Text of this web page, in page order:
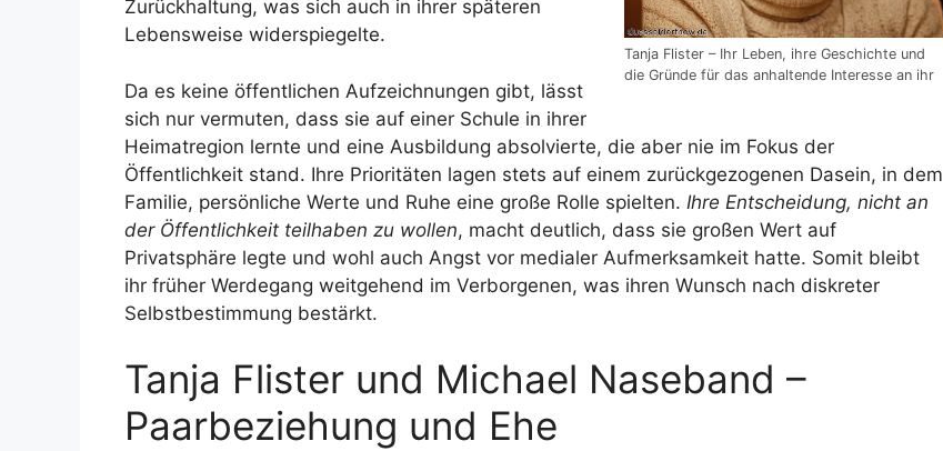
Tanja Flister – Ihr Leben, ihre Geschichte und
die Gründe für das anhaltende Interesse an ihr
Zurückhaltung, was sich auch in ihrer späteren
Lebensweise widerspiegelte.
Da es keine öffentlichen Aufzeichnungen gibt, lässt
sich nur vermuten, dass sie auf einer Schule in ihrer
Heimatregion lernte und eine Ausbildung absolvierte, die aber nie im Fokus der
Öffentlichkeit stand. Ihre Prioritäten lagen stets auf einem zurückgezogenen Dasein, in dem
Familie, persönliche Werte und Ruhe eine große Rolle spielten. Ihre Entscheidung, nicht an
der Öffentlichkeit teilhaben zu wollen, macht deutlich, dass sie großen Wert auf
Privatsphäre legte und wohl auch Angst vor medialer Aufmerksamkeit hatte. Somit bleibt
ihr früher Werdegang weitgehend im Verborgenen, was ihren Wunsch nach diskreter
Selbstbestimmung bestärkt.
Tanja Flister und Michael Naseband –
Paarbeziehung und Ehe